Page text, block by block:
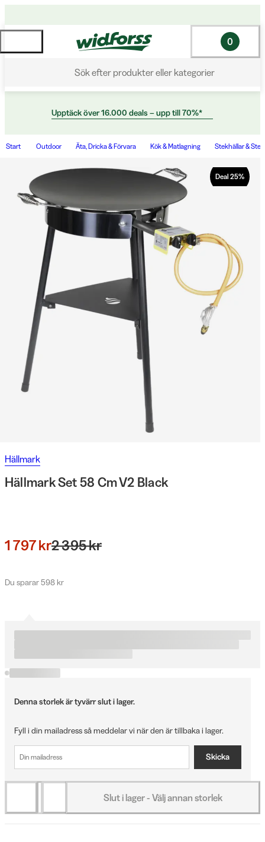
Sök efter produkter eller kategorier
0
Upptäck över 16.000 deals – upp till 70%*
Start Outdoor Äta, Dricka & Förvara Kök & Matlagning Stekhällar &
Deal 25%
Hällmark
Hällmark Set 58 Cm V2 Black
1 797 kr2 395 kr
Du sparar 598 kr
Denna storlek är tyvärr slut i lager.
Fyll i din mailadress så meddelar vi när den är tillbaka i lager.
Skicka
Slut i lager - Välj annan storlek